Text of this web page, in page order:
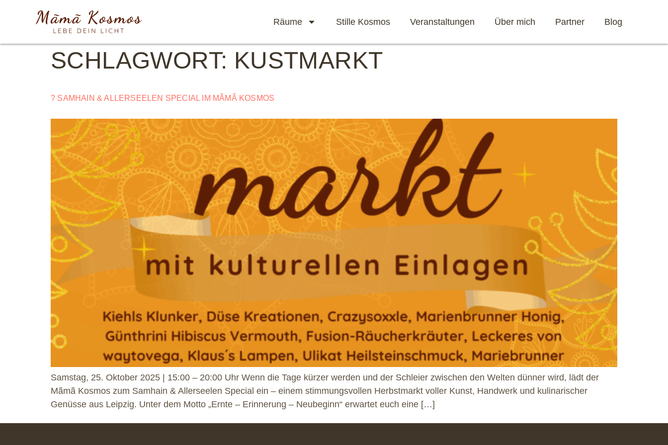
Räume Stille Kosmos Veranstaltungen Über mich Partner Blog
SCHLAGWORT: KUSTMARKT
? SAMHAIN & ALLERSEELEN SPECIAL IM MÃMÃ KOSMOS
Samstag, 25. Oktober 2025 | 15:00 – 20:00 Uhr Wenn die Tage kürzer werden und der Schleier zwischen den Welten dünner wird, lädt der
Mãmã Kosmos zum Samhain & Allerseelen Special ein – einem stimmungsvollen Herbstmarkt voller Kunst, Handwerk und kulinarischer
Genüsse aus Leipzig. Unter dem Motto „Ernte – Erinnerung – Neubeginn“ erwartet euch eine […]